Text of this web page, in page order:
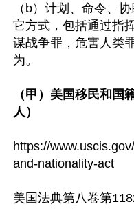
（b）计划、命令、
它方式，包括通过指
谋战争罪，危害人类
为。
（甲）美国移民和国
人）
https://
and-nationality-act
美国法典第八卷第